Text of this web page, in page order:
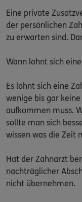
Eine private
der persönlichen
zu erwarten sind.
Wann lohnt sich
Es lohnt sich eine
wenige bis gar
aufkommen muss.
sollte man sich
wissen was die Zeit
Hat der Zahnarzt
nachträglicher